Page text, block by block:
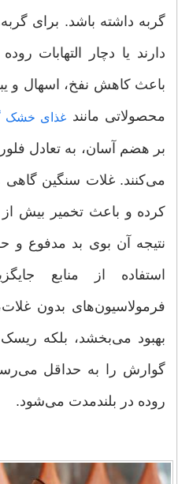
گربه داشته باشد. برای
دارند یا دچار التهابات
باعث کاهش نفخ، اسهال و
محصولاتی مانند غذای خشک
بر هضم آسان، به تعادل
می‌کنند. غلات سنگین گاهی
کرده و باعث تخمیر بیش
نتیجه آن بوی بد مدفوع
استفاده از منابع
فرمولاسیون‌های بدون
بهبود می‌بخشد، بلکه
گوارش را به حداقل
روده در بلندمدت می‌شود.